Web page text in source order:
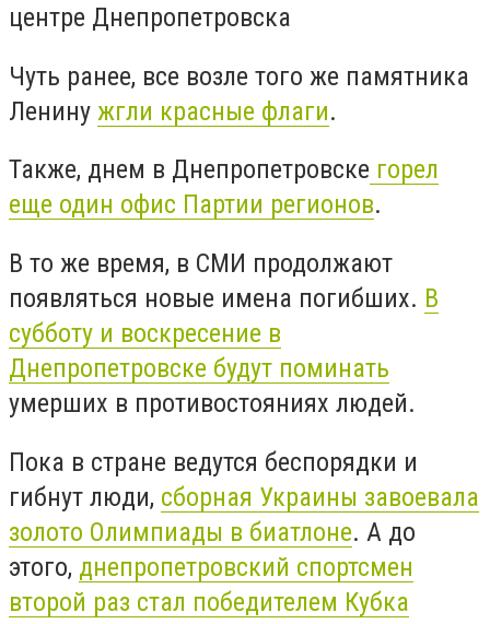
центре Днепропетровска
Чуть ранее, все возле того же памятника
Ленину жгли красные флаги.
Также, днем в Днепропетровске горел
еще один офис Партии регионов.
В то же время, в СМИ продолжают
появляться новые имена погибших. В
субботу и воскресение в
Днепропетровске будут поминать
умерших в противостояниях людей.
Пока в стране ведутся беспорядки и
гибнут люди, сборная Украины завоевала
золото Олимпиады в биатлоне. А до
этого, днепропетровский спортсмен
второй раз стал победителем Кубка